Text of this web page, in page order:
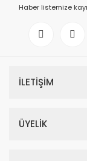
Haber listemize
İLETİŞİM
ÜYELİK